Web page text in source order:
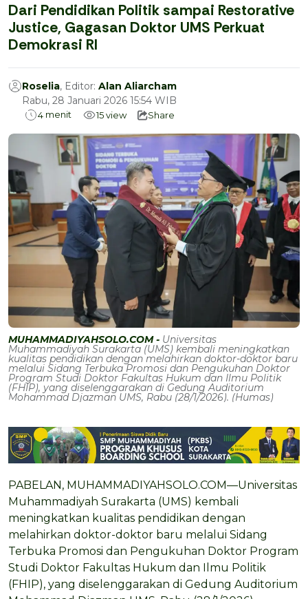
Dari Pendidikan Politik sampai Restorative
Justice, Gagasan Doktor UMS Perkuat
Demokrasi RI
Roselia, Editor: Alan Aliarcham
Rabu, 28 Januari 2026 15:54 WIB
4 menit 15view Share
MUHAMMADIYAHSOLO.COM - Universitas
Muhammadiyah Surakarta (UMS) kembali meningkatkan
kualitas pendidikan dengan melahirkan doktor-doktor baru
melalui Sidang Terbuka Promosi dan Pengukuhan Doktor
Program Studi Doktor Fakultas Hukum dan Ilmu Politik
(FHIP), yang diselenggarakan di Gedung Auditorium
Mohammad Djazman UMS, Rabu (28/1/2026). (Humas)
PABELAN, MUHAMMADIYAHSOLO.COM—Universitas
Muhammadiyah Surakarta (UMS) kembali
meningkatkan kualitas pendidikan dengan
melahirkan doktor-doktor baru melalui Sidang
Terbuka Promosi dan Pengukuhan Doktor Program
Studi Doktor Fakultas Hukum dan Ilmu Politik
(FHIP), yang diselenggarakan di Gedung Auditorium